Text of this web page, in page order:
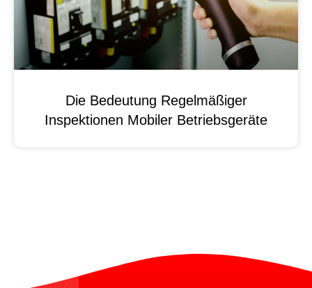
Die Bedeutung Regelmäßiger
Inspektionen Mobiler Betriebsgeräte